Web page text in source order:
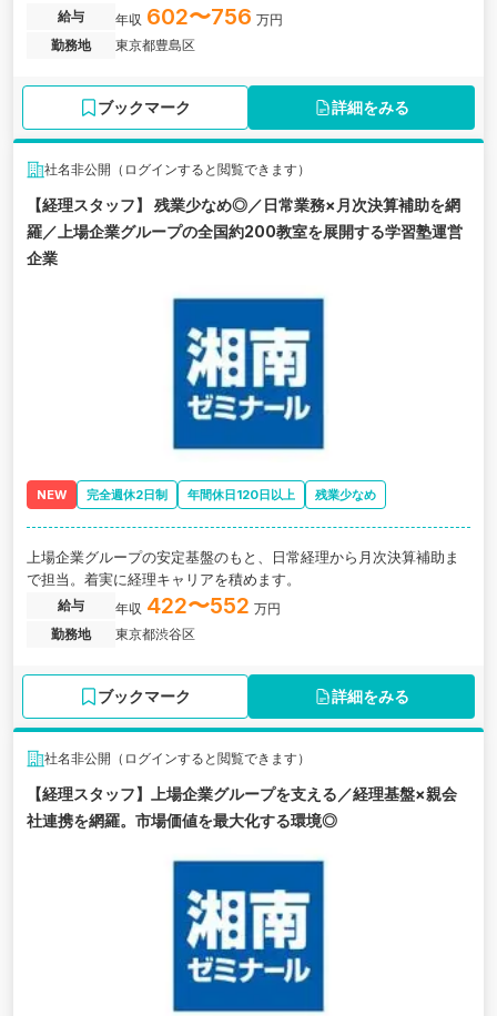
給与 年収 602〜756 万円
勤務地
東京都豊島区
ブックマーク 詳細をみる
社名非公開（ログインすると閲覧できます）
【経理スタッフ】 残業少なめ◎／日常業務×月次決算補助を網
羅／上場企業グループの全国約200教室を展開する学習塾運営
企業
NEW 完全週休2日制 年間休日120日以上 残業少なめ
上場企業グループの安定基盤のもと、日常経理から月次決算補助ま
で担当。着実に経理キャリアを積めます。
給与 年収 422〜552 万円
勤務地
東京都渋谷区
ブックマーク 詳細をみる
社名非公開（ログインすると閲覧できます）
【経理スタッフ】上場企業グループを支える／経理基盤×親会
社連携を網羅。市場価値を最大化する環境◎